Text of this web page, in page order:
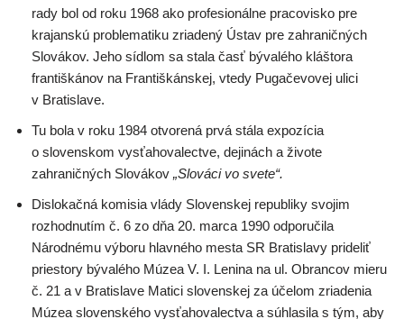
rady bol od roku 1968 ako profesionálne pracovisko pre
krajanskú problematiku zriadený Ústav pre zahraničných
Slovákov. Jeho sídlom sa stala časť bývalého kláštora
františkánov na Františkánskej, vtedy Pugačevovej ulici
v Bratislave.
Tu bola v roku 1984 otvorená prvá stála expozícia
o slovenskom vysťahovalectve, dejinách a živote
zahraničných Slovákov „Slováci vo svete“.
Dislokačná komisia vlády Slovenskej republiky svojim
rozhodnutím č. 6 zo dňa 20. marca 1990 odporučila
Národnému výboru hlavného mesta SR Bratislavy prideliť
priestory bývalého Múzea V. I. Lenina na ul. Obrancov mieru
č. 21 a v Bratislave Matici slovenskej za účelom zriadenia
Múzea slovenského vysťahovalectva a súhlasila s tým, aby